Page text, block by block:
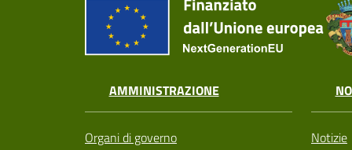
AMMINISTRAZIONE
Organi di governo
Notizie